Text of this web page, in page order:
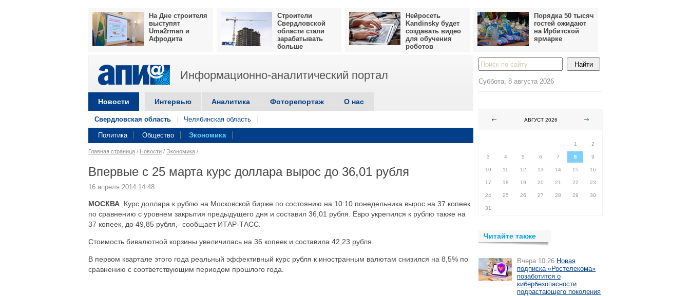
На Дне строителя
выступят
Uma2rman и
Афродита
Строители
Свердловской
области стали
зарабатывать
больше
Нейросеть
Kandinsky будет
создавать видео
для обучения
роботов
Порядка 50 тысяч
гостей ожидают
на Ирбитской
ярмарке
Информационно-аналитический портал
Новости Интервью Аналитика Фоторепортаж О нас
Свердловская область Челябинская область
Политика Общество Экономика
Главная страница / Новости / Экономика /
Впервые с 25 марта курс доллара вырос до 36,01 рубля
16 апреля 2014 14:48
МОСКВА . Курс доллара к рублю на Московской бирже по состоянию на 10:10 понедельника вырос на 37 копеек
по сравнению с уровнем закрытия предыдущего дня и составил 36,01 рубля. Евро укрепился к рублю также на
37 копеек, до 49,85 рубля,- сообщает ИТАР-ТАСС.
Стоимость бивалютной корзины увеличилась на 36 копеек и составила 42,23 рубля.
В первом квартале этого года реальный эффективный курс рубля к иностранным валютам снизился на 8,5% по
сравнению с соответствующим периодом прошлого года.
Суббота, 8 августа 2026
АВГУСТ 2026
1
2
3 4 5 6 7 8 9
10 11 12 13 14 15 16
17 18 19 20 21 22 23
24 25 26 27 28 29 30
31
Читайте также
Вчера 10:26 Новая
подписка «Ростелекома»
позаботится о
кибербезопасности
подрастающего поколения